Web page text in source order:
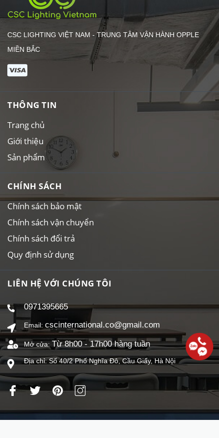
CSC LIGHTING VIỆT NAM - TRUNG TÂM VẬN HÀNH OPPLE
MIỀN BẮC
THÔNG TIN
Trang chủ
Giới thiệu
Sản phẩm
CHÍNH SÁCH
Chính sách bảo mật
Chính sách vận chuyển
Chính sách đổi trả
Quy định sử dụng
LIÊN HỆ VỚI CHÚNG TÔI
0971395665
Email: cscinternational.co@gmail.com
Mở cửa:Từ 8h00 - 17h00 hàng tuần
Địa chỉ: Số 40/2 Phố Nghĩa Đô, Cầu Giấy, Hà Nội